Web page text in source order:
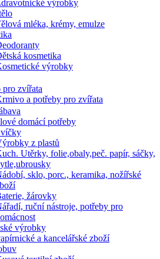
výrobky
mléka, krémy, emulze
kosmetika
výrobky
zvířata
a potřeby pro zvířata
domácí potřeby
z plastů
Utěrky, folie,obaly,peč. papír, sáčky,
sklo, porc., keramika, nožířské
žárovky
ruční nástroje, potřeby pro
výrobky
a kancelářské zboží